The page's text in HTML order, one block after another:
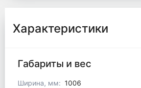
Характеристики
Габариты и вес
Ширина, мм: 1006